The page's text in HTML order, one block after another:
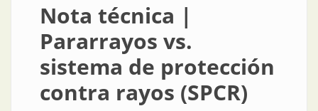
Nota técnica |
Pararrayos vs.
sistema de protección
contra rayos (SPCR)